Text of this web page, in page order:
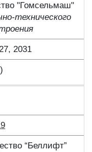
"Гомсельмаш"
технического
2031
“Беллифт”